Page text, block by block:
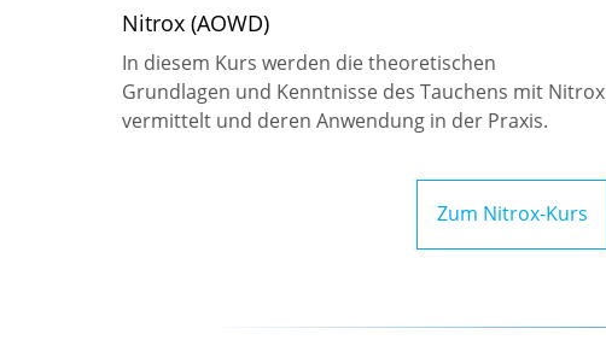
Nitrox (AOWD)
In diesem Kurs werden die theoretischen
Grundlagen und Kenntnisse des Tauchens mit Nitrox
vermittelt und deren Anwendung in der Praxis.
Zum Nitrox-Kurs